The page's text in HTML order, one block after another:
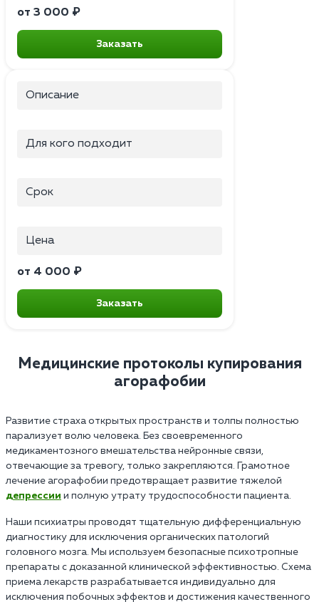
от 3 000 ₽
Заказать
Описание
Для кого подходит
Срок
Цена
от 4 000 ₽
Заказать
Медицинские протоколы купирования
агорафобии
Развитие страха открытых пространств и толпы полностью
парализует волю человека. Без своевременного
медикаментозного вмешательства нейронные связи,
отвечающие за тревогу, только закрепляются. Грамотное
лечение агорафобии предотвращает развитие тяжелой
депрессии и полную утрату трудоспособности пациента.
Наши психиатры проводят тщательную дифференциальную
диагностику для исключения органических патологий
головного мозга. Мы используем безопасные психотропные
препараты с доказанной клинической эффективностью. Схема
приема лекарств разрабатывается индивидуально для
исключения побочных эффектов и достижения качественного